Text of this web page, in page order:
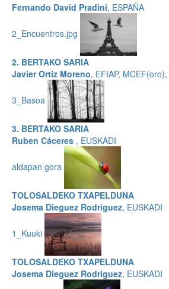
Fernando David Pradini, ESPAÑA
2_Encuentros.jpg
2. BERTAKO SARIA
Javier Ortiz Moreno, EFIAP,
3_Basoa
3. BERTAKO SARIA
Ruben Cáceres , EUSKADI
aldapan gora
TOLOSALDEKO TXAPELDUNA
Josema Dieguez Rodriguez, EUSKADI
1_Kuuki
TOLOSALDEKO TXAPELDUNA
Josema Dieguez Rodriguez, EUSKADI